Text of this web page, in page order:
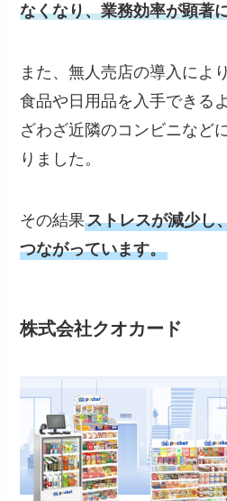
なくなり、業務効率が顕著
また、無人売店の導入によ
食品や日用品を入手できる
ざわざ近隣のコンビニなど
りました。
その結果ストレスが減少し
つながっています。
株式会社クオカード